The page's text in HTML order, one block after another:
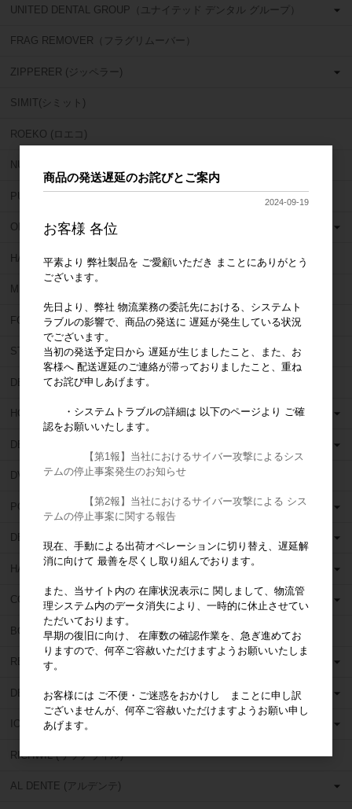
UNITED DENTAL GROUP（ユナイテッド デンタル グループ）
FRAG REMOVER（フラグリムーバー）
ZIPPERER (ジッペラー)
SIMIT(シミット)
ROEKO (ロエコ)
NU SMILE (ニュー スマイル)
PULPDENT (パルプデント)
OBUTURA SPARTAN (オブチュラスパルタン)
HAHNENKRATT (ハーネンクラット)
MIRROR GEAR (ミラーギア)
FORUM (フォーラム)
STAR DENTAL (スターデンタル)
DEN TOUCH (デンタッチ)
HORICO (ホリコ)
DEDECO (デデコ)
DVA (ディーヴイエー)
POLIRAPID (ポリラピッド)
DENTSPLY (デンツプライ)
HANEL (ハネル)
COLTENE WHALEDENT (コルテンウェルデント)
BOSWORTH (ボスワース)
RELIANCE (リライアンス)
DETAX (デタックス)
ION (イオン)
RICHWIL (リッチウィル)
AL DENTE (アルデンテ)
商品の発送遅延のお詫びとご案内
2024-09-19
お客様 各位
平素より 弊社製品を ご愛顧いただき まことにありがとう
ございます。
先日より、弊社 物流業務の委託先における、システムト
ラブルの影響で、商品の発送に 遅延が発生している状況
でございます。
当初の発送予定日から 遅延が生じましたこと、また、お
客様へ 配送遅延のご連絡が滞っておりましたこと、重ね
てお詫び申しあげます。
・システムトラブルの詳細は 以下のページより ご確
認をお願いいたします。
【第1報】当社におけるサイバー攻撃によるシス
テムの停止事案発生のお知らせ
【第2報】当社におけるサイバー攻撃による シス
テムの停止事案に関する報告
現在、手動による出荷オペレーションに切り替え、遅延解
消に向けて 最善を尽くし取り組んでおります。
また、当サイト内の 在庫状況表示に 関しまして、物流管
理システム内のデータ消失により、一時的に休止させてい
ただいております。
早期の復旧に向け、 在庫数の確認作業を、急ぎ進めてお
りますので、何卒ご容赦いただけますようお願いいたしま
す。
お客様には ご不便・ご迷惑をおかけし まことに申し訳
ございませんが、何卒ご容赦いただけますようお願い申し
あげます。